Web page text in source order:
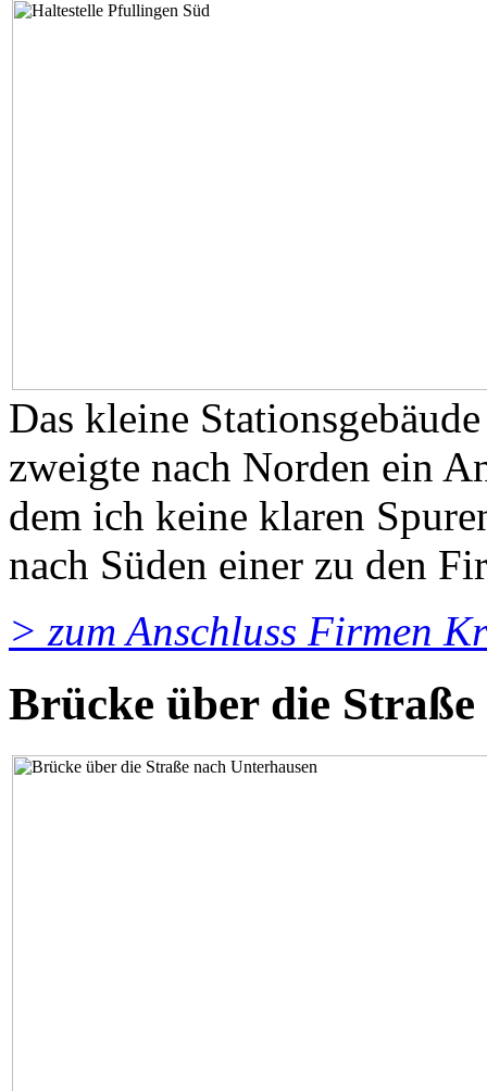
Das kleine
zweigte nach Norden ein
dem ich keine klaren
nach Süden einer zu den
> zum Anschluss Firmen
Brücke über die